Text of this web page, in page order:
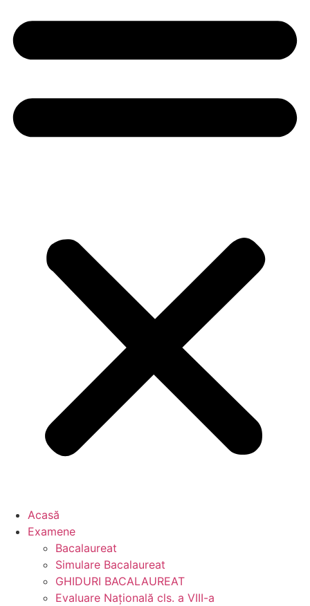
Acasă
Examene
Bacalaureat
Simulare Bacalaureat
GHIDURI BACALAUREAT
Evaluare Naţională cls. a VIII-a